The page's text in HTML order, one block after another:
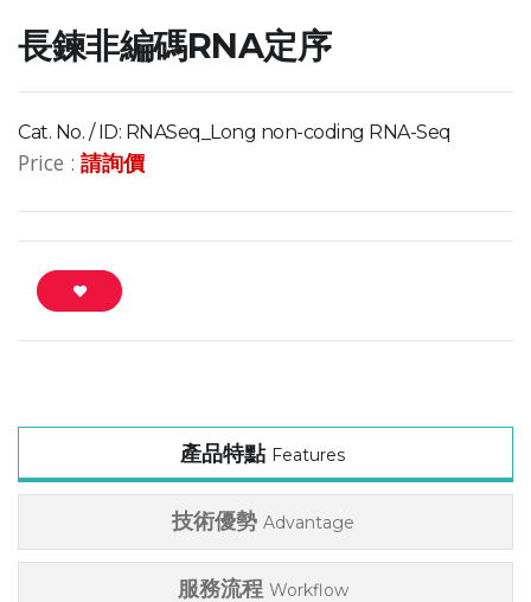
長鍊非編碼RNA定序
Cat. No. / ID: RNASeq_Long non-coding RNA-Seq
Price : 請詢價
產品特點 Features
技術優勢 Advantage
服務流程 Workflow